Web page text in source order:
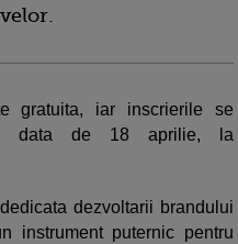
gratuita, iar inscrierile se
data de 18 aprilie, la
dezvoltarii brandului
instrument puternic pentru